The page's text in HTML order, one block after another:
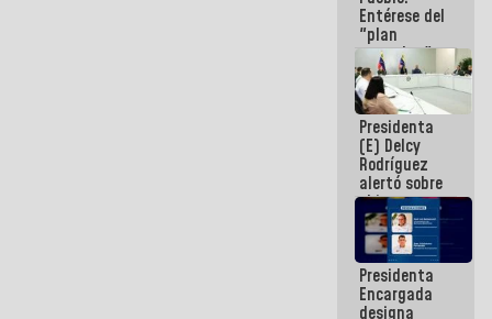
Nacional
Entérese del
"plan
enjambre"
de La Sayo
para
sabotear el
diálogo y
promover el
caos
Presidenta
(E) Delcy
Rodríguez
alertó sobre
el impacto
de la
emergencia
climática en
los oceános
Presidenta
Encargada
designa